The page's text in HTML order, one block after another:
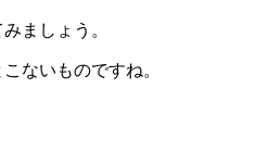
ましょう。
ないものですね。